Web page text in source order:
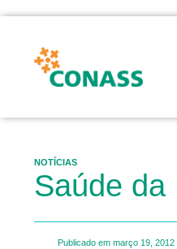
NOTÍCIAS
Saúde da
Publicado em março 19, 2012